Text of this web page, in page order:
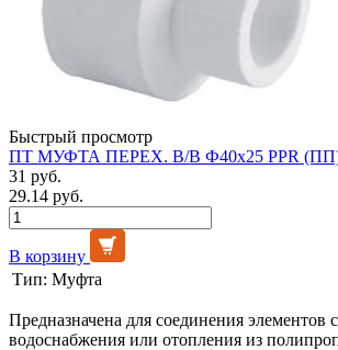
Быстрый просмотр
ПТ МУФТА ПЕРЕХ. В/В Ф40х25 PPR
31 руб.
29.14 руб.
В корзину
Тип: Муфта
Предназначена для соединения элементов
водоснабжения или отопления из